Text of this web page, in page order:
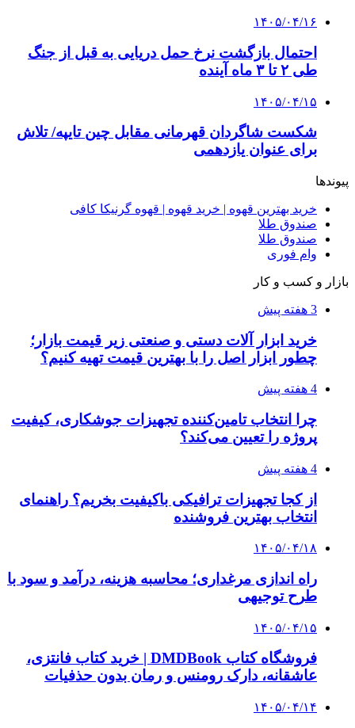
۱۴۰۵/۰۴/۱۶
احتمال بازگشت نرخ حمل دریایی به قبل از جنگ
طی ۲ تا ۳ ماه آینده
۱۴۰۵/۰۴/۱۵
شکست شاگردان قهرمانی مقابل چین تایپه/ تلاش
برای عنوان یازدهمی
پیوندها
خرید بهترین قهوه | خرید قهوه | قهوه گرنیکا کافی
صندوق طلا
صندوق طلا
وام فوری
بازار و کسب و کار
3 هفته پیش
خرید ابزار آلات دستی و صنعتی زیر قیمت بازار؛
چطور ابزار اصل را با بهترین قیمت تهیه کنیم؟
4 هفته پیش
چرا انتخاب تامین‌کننده تجهیزات جوشکاری، کیفیت
پروژه را تعیین می‌کند؟
4 هفته پیش
از کجا تجهیزات ترافیکی باکیفیت بخریم؟ راهنمای
انتخاب بهترین فروشنده
۱۴۰۵/۰۴/۱۸
راه اندازی مرغداری؛ محاسبه هزینه، درآمد و سود با
طرح توجیهی
۱۴۰۵/۰۴/۱۵
فروشگاه کتاب DMDBook | خرید کتاب فانتزی،
عاشقانه، دارک رومنس و رمان بدون حذفیات
۱۴۰۵/۰۴/۱۴